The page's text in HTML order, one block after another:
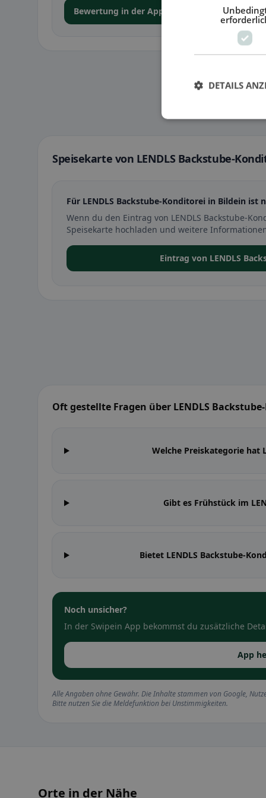
Bewertung in der App abgeben
Speisekarte von LENDLS Backstube-
Für LENDLS Backstube-Konditorei in Bildein
Wenn du den Eintrag von LENDLS Backstube-
Speisekarte hochladen und weitere
Eintrag von LENDLS
Oft gestellte Fragen über LENDLS
Welche Preiskategorie hat
Gibt es Frühstück im
Bietet LENDLS Backstube-
Noch unsicher?
In der Swipein App bekommst du zusätzliche
App
Alle Angaben ohne Gewähr. Die Inhalte stammen von Google,
Bitte nutzen Sie die Meldefunktion bei Unstimmigkeiten.
Orte in der Nähe
DETAILS